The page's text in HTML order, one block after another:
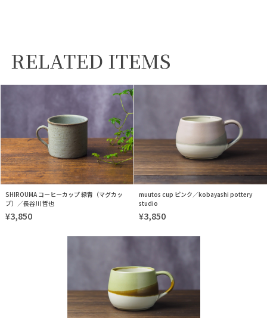
RELATED ITEMS
SHIROUMA コーヒーカップ 緑青（マグカッ
プ）／長谷川 哲也
¥3,850
muutos cup ピンク／kobayashi pottery
studio
¥3,850